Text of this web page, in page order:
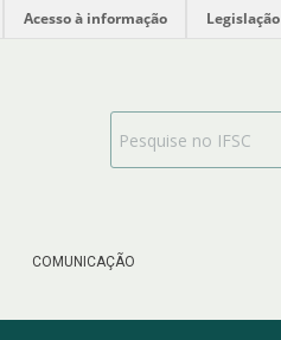
Acesso à informação Legislação
COMUNICAÇÃO
Barra de busca